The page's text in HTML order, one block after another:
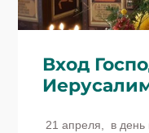
Вход
21 апреля, в день